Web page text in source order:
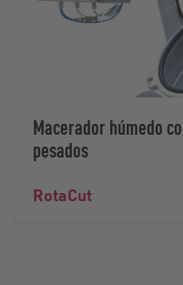
Macerador húmedo
pesados
RotaCut